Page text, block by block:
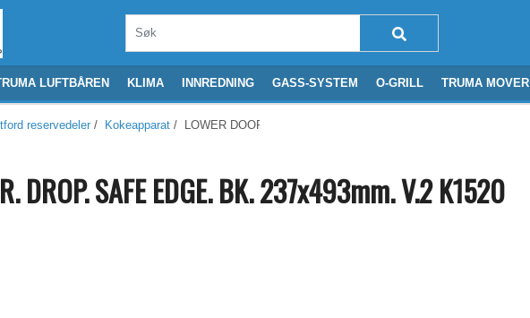
LUFTBÅREN KLIMA INNREDNING GASS-SYSTEM O-GRILL TRUMA MOVER
reservedeler / Kokeapparat / LOWER DOOR. DROP. SAFE EDGE. BK. 237x493mm. V.2 K1520
DROP. SAFE EDGE. BK. 237x493mm. V.2 K1520